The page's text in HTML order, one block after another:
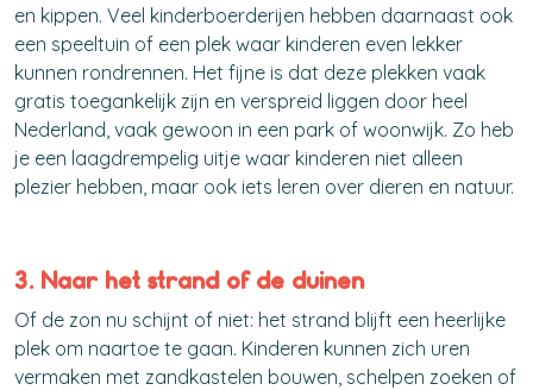
en kippen. Veel kinderboerderijen hebben daarnaast ook
een speeltuin of een plek waar kinderen even lekker
kunnen rondrennen. Het fijne is dat deze plekken vaak
gratis toegankelijk zijn en verspreid liggen door heel
Nederland, vaak gewoon in een park of woonwijk. Zo heb
je een laagdrempelig uitje waar kinderen niet alleen
plezier hebben, maar ook iets leren over dieren en natuur.
3. Naar het strand of de duinen
Of de zon nu schijnt of niet: het strand blijft een heerlijke
plek om naartoe te gaan. Kinderen kunnen zich uren
vermaken met zandkastelen bouwen, schelpen zoeken of